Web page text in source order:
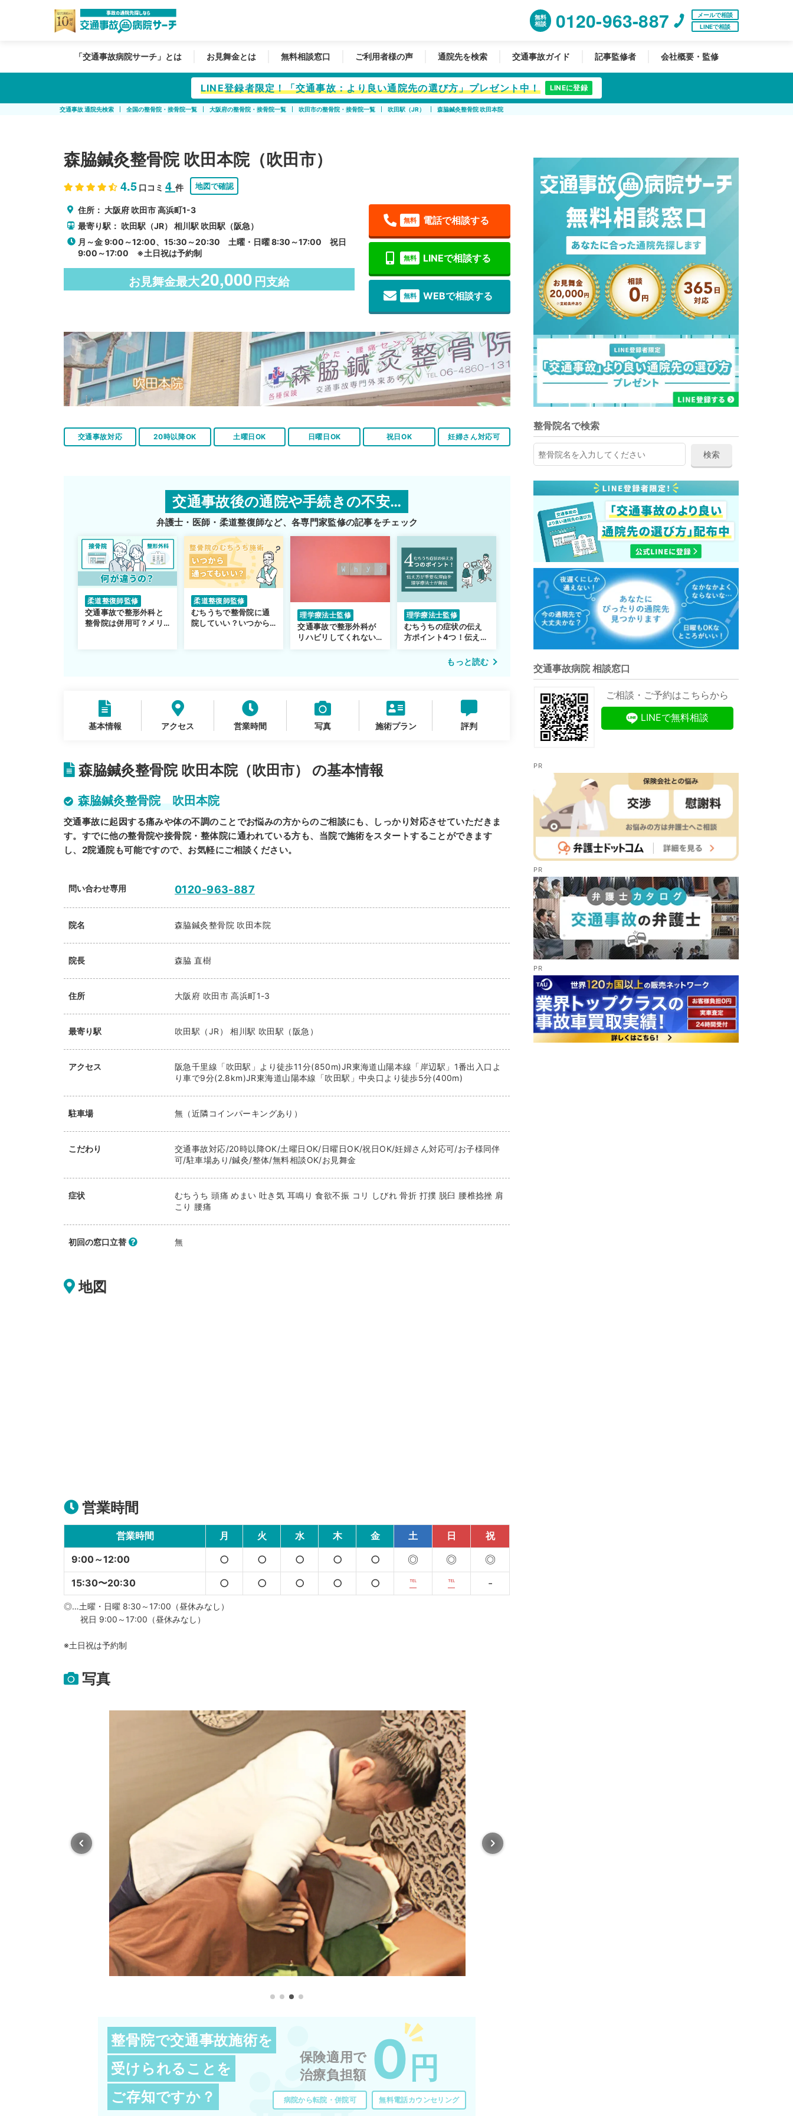
無料
相談
0120-963-887
メールで相談
LINEで相談
「交通事故病院サーチ」とは お見舞金とは 無料相談窓口 ご利用者様の声 通院先を検索 交通事故ガイド 記事監修者 会社概要・監修
LINE登録者限定！「交通事故：より良い通院先の選び方」プレゼント中！ LINEに登録
交通事故 通院先検索 全国の整骨院・接骨院一覧 大阪府の整骨院・接骨院一覧 吹田市の整骨院・接骨院一覧 吹田駅（JR） 森脇鍼灸整骨院 吹田本院
森脇鍼灸整骨院 吹田本院（吹田市）
4.5 口コミ 4 件 地図で確認
住所： 大阪府 吹田市高浜町1-3
最寄り駅： 吹田駅（JR） 相川駅 吹田駅（阪急）
月～金 9:00～12:00、15:30～20:30 土曜・日曜 8:30～17:00 祝日
9:00～17:00 ※土日祝は予約制
お見舞金最大20,000 円支給
無料 電話で相談する
無料 LINEで相談する
無料 WEBで相談する
交通事故対応 20時以降OK 土曜日OK 日曜日OK 祝日OK 妊婦さん対応可
交通事故後の通院や手続きの不安…
弁護士・医師・柔道整復師など、各専門家監修の記事をチェック
柔道整復師監修
交通事故で整形外科と
整骨院は併用可？メリ
柔道整復師監修
むちうちで整骨院に通
院していい？いつから
理学療法士監修
交通事故で整形外科が
リハビリしてくれない…
転院するべき？
理学療法士監修
むちうちの症状の伝え
方ポイント4つ！伝え方
が重要な理由も解説
もっと読む
基本情報 アクセス 営業時間 写真 施術プラン 評判
森脇鍼灸整骨院 吹田本院（吹田市） の基本情報
森脇鍼灸整骨院 吹田本院
交通事故に起因する痛みや体の不調のことでお悩みの方からのご相談にも、しっかり対応させていただきま
す。すでに他の整骨院や接骨院・整体院に通われている方も、当院で施術をスタートすることができます
し、2院通院も可能ですので、お気軽にご相談ください。
問い合わせ専用 0120-963-887
院名 森脇鍼灸整骨院 吹田本院
院長 森脇 直樹
住所 大阪府 吹田市 高浜町1-3
最寄り駅 吹田駅（JR） 相川駅 吹田駅（阪急）
アクセス
阪急千里線「吹田駅」より徒歩11分(850m)JR東海道山陽本線「岸辺駅」1番出入口よ
り車で9分(2.8km)JR東海道山陽本線「吹田駅」中央口より徒歩5分(400m)
駐車場 無（近隣コインパーキングあり）
こだわり
交通事故対応/20時以降OK/土曜日OK/日曜日OK/祝日OK/妊婦さん対応可/お子様同伴
可/駐車場あり/鍼灸/整体/無料相談OK/お見舞金
症状
むちうち 頭痛 めまい 吐き気 耳鳴り 食欲不振 コリ しびれ 骨折 打撲 脱臼 腰椎捻挫 肩
こり 腰痛
初回の窓口立替 無
地図
営業時間
営業時間 月 火 水 木 金 土 日
祝
9:00～12:00
○ ○ ○ ○ ○ ◎ ◎ ◎
15:30〜20:30 ○ ○ ○ ○ ○ ℡ ℡ -
◎…土曜・日曜 8:30～17:00（昼休みなし）
祝日 9:00～17:00（昼休みなし）
※土日祝は予約制
写真
整骨院で交通事故施術を
受けられることを
ご存知ですか？
保険適用で
治療負担額 0 円
病院から転院・併院可 無料電話カウンセリング
整骨院名で検索
交通事故病院 相談窓口
ご相談・ご予約はこちらから
LINEで無料相談